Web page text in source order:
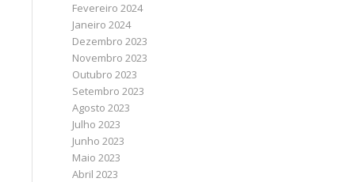
Fevereiro 2024
Janeiro 2024
Dezembro 2023
Novembro 2023
Outubro 2023
Setembro 2023
Agosto 2023
Julho 2023
Junho 2023
Maio 2023
Abril 2023